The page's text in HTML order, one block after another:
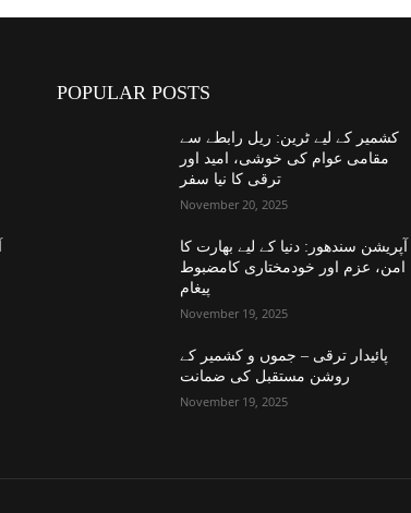
POPULAR POSTS
کشمیر کے لیے ٹرین: ریل رابطے سے
مقامی عوام کی خوشی، امید اور
ترقی کا نیا سفر
November 20, 2025
آپریشن سندھور: دنیا کے لیے بھارت کا
امن، عزم اور خودمختاری کامضبوط
پیغام
November 19, 2025
پائیدار ترقی – جموں و کشمیر کے
روشن مستقبل کی ضمانت
November 19, 2025